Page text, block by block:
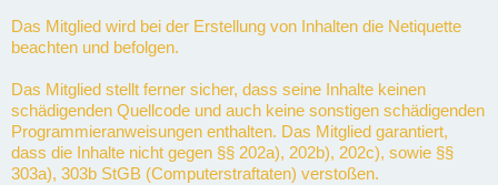
Das Mitglied wird bei der Erstellung von Inhalten die Netiquette
beachten und befolgen.
Das Mitglied stellt ferner sicher, dass seine Inhalte keinen
schädigenden Quellcode und auch keine sonstigen schädigenden
Programmieranweisungen enthalten. Das Mitglied garantiert,
dass die Inhalte nicht gegen §§ 202a), 202b), 202c), sowie §§
303a), 303b StGB (Computerstraftaten) verstoßen.